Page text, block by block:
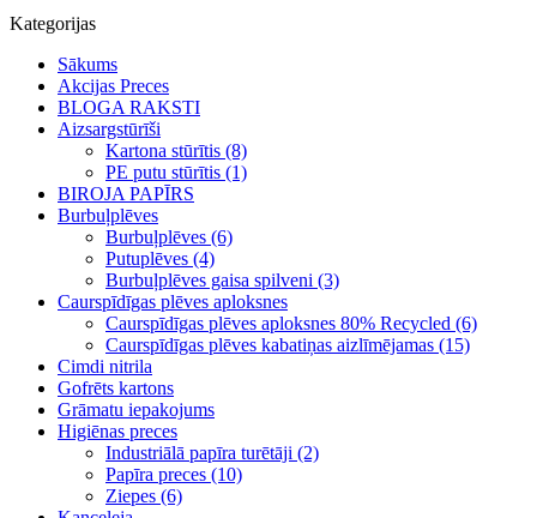
Kategorijas
Sākums
Akcijas Preces
BLOGA RAKSTI
Aizsargstūrīši
Kartona stūrītis (8)
PE putu stūrītis (1)
BIROJA PAPĪRS
Burbuļplēves
Burbuļplēves (6)
Putuplēves (4)
Burbuļplēves gaisa spilveni (3)
Caurspīdīgas plēves aploksnes
Caurspīdīgas plēves aploksnes 80% Recycled (6)
Caurspīdīgas plēves kabatiņas aizlīmējamas (15)
Cimdi nitrila
Gofrēts kartons
Grāmatu iepakojums
Higiēnas preces
Industriālā papīra turētāji (2)
Papīra preces (10)
Ziepes (6)